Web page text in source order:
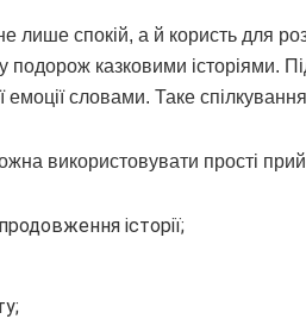
лише спокій, а й користь для
подорож казковими історіями.
емоції словами. Таке
використовувати прості
історії;